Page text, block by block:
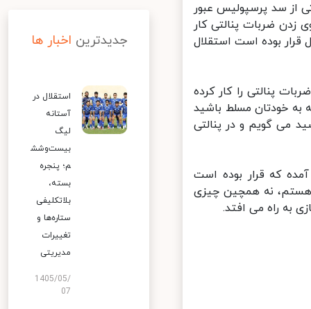
از سد پرسپولیس عبور
ضربات پنالتی کار
بوده است استقلال
پنالتی را کار کرده
به خودتان مسلط باشید
می گویم و در پنالتی
که قرار بوده است
30 سالی که در فوتبال هستم، نه همچین چیزی
به راه می افتد.
جدیدترین اخبار ها
استقلال در
آستانه
لیگ
بیست‌وشش
م؛ پنجره
بسته،
بلاتکلیفی
ستاره‌ها و
تغییرات
مدیریتی
1405/05/
07